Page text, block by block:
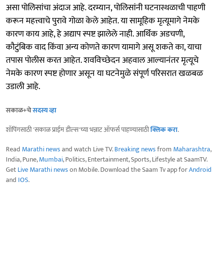
असा पोलिसांचा अंदाज आहे. दरम्यान, पोलिसांनी घटनास्थळाची पाहणी
करून महत्त्वाचे पुरावे गोळा केले आहेत. या सामूहिक मृत्यूमागे नेमके
कारण काय आहे, हे अद्याप स्पष्ट झालेले नाही. आर्थिक अडचणी,
कौटुंबिक वाद किंवा अन्य कोणते कारण यामागे असू शकते का, याचा
तपास पोलीस करत आहेत. शवविच्छेदन अहवाल आल्यानंतर मृत्यूचे
नेमके कारण स्पष्ट होणार असून या घटनेमुळे संपूर्ण परिसरात खळबळ
उडाली आहे.
सकाळ+चेसदस्य व्हा
शॉपिंगसाठी 'सकाळ प्राईम डील्स'च्या भन्नाट ऑफर्स पाहण्यासाठीक्लिक करा.
Read Marathi newsand watch Live TV.Breaking newsfrom Maharashtra,
India, Pune,Mumbai, Politics, Entertainment, Sports, Lifestyle at SaamTV.
GetLive Marathi newson Mobile. Download the Saam Tv app forAndroid
and IOS.